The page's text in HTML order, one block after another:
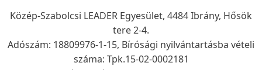
Közép-Szabolcsi LEADER Egyesület, 4484 Ibrány, Hősök
tere 2-4.
Adószám: 18809976-1-15, Bírósági nyilvántartásba vételi
száma: Tpk.15-02-0002181